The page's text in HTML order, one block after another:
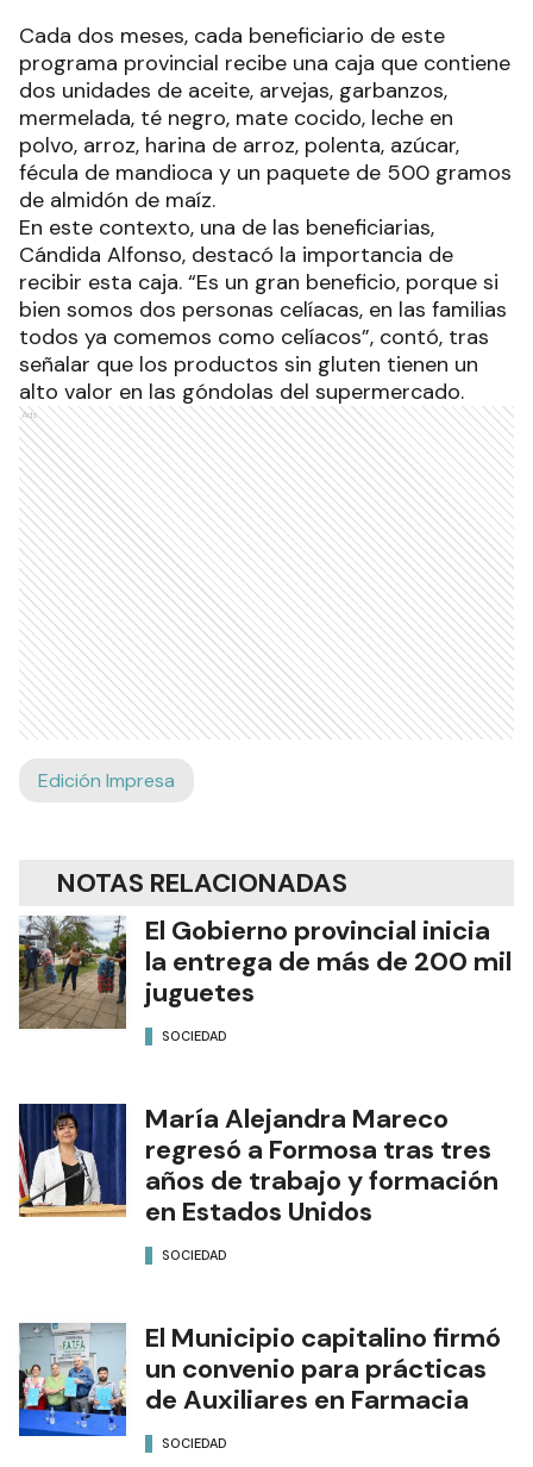
Cada dos meses, cada beneficiario de este
programa provincial recibe una caja que contiene
dos unidades de aceite, arvejas, garbanzos,
mermelada, té negro, mate cocido, leche en
polvo, arroz, harina de arroz, polenta, azúcar,
fécula de mandioca y un paquete de 500 gramos
de almidón de maíz.
En este contexto, una de las beneficiarias,
Cándida Alfonso, destacó la importancia de
recibir esta caja. “Es un gran beneficio, porque si
bien somos dos personas celíacas, en las familias
todos ya comemos como celíacos”, contó, tras
señalar que los productos sin gluten tienen un
alto valor en las góndolas del supermercado.
Ads
Edición Impresa
NOTAS RELACIONADAS
El Gobierno provincial inicia
la entrega de más de 200 mil
juguetes
SOCIEDAD
María Alejandra Mareco
regresó a Formosa tras tres
años de trabajo y formación
en Estados Unidos
SOCIEDAD
El Municipio capitalino firmó
un convenio para prácticas
de Auxiliares en Farmacia
SOCIEDAD